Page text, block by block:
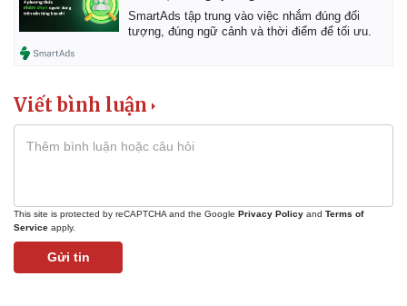
Bất động sản
Thị trường
Giá cà phê
SmartAds tập trung vào việc nhắm đúng đối
tượng, đúng ngữ cảnh và thời điểm để tối ưu.
Viết bình luận
This site is protected by reCAPTCHA and the Google Privacy Policy and Terms of
Service apply.
Gửi tin